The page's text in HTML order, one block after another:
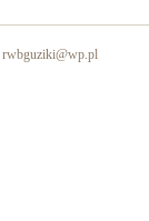
rwbguziki@wp.pl